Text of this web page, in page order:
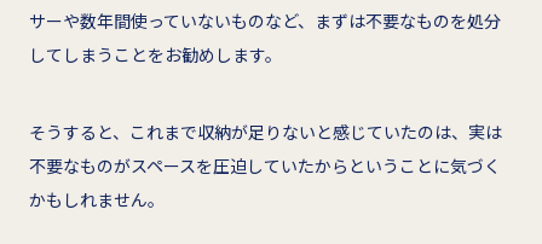
サーや数年間使っていないものなど、まずは不要なものを処分
してしまうことをお勧めします。
そうすると、これまで収納が足りないと感じていたのは、実は
不要なものがスペースを圧迫していたからということに気づく
かもしれません。